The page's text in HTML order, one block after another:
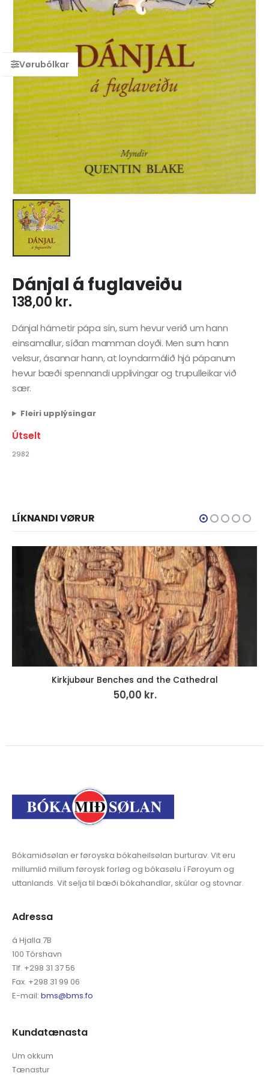
Dánjal á fuglaveiðu
138,00 kr.
Dánjal hámetir pápa sín, sum hevur verið um hann
einsamallur, síðan mamman doyði. Men sum hann
veksur, ásannar hann, at loyndarmálið hjá pápanum
hevur bæði spennandi upplivingar og trupulleikar við
sær.
Fleiri upplýsingar
Útselt
2982
LÍKNANDI VØRUR
and the Cathedral
Bókamiðsølan er føroyska bókaheilsølan burturav. Vit eru
millumlið millum føroysk forløg og bókasølu í Føroyum og
uttanlands. Vit selja til bæði bókahandlar, skúlar og stovnar.
Adressa
á Hjalla 7B
100 Tórshavn
Tlf. +298 31 37 56
Fax. +298 31 99 06
E-mail: bms@bms.fo
Kundatænasta
Um okkum
Tænastur